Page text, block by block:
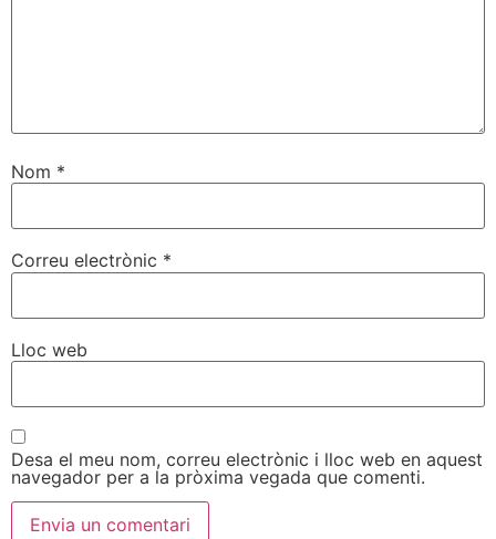
Nom *
Correu electrònic *
Lloc web
Desa el meu nom, correu electrònic i lloc web en aquest
navegador per a la pròxima vegada que comenti.